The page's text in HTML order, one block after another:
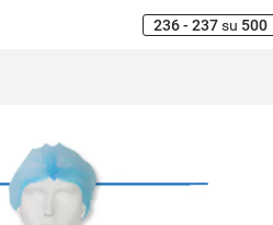
236 - 237 su 500